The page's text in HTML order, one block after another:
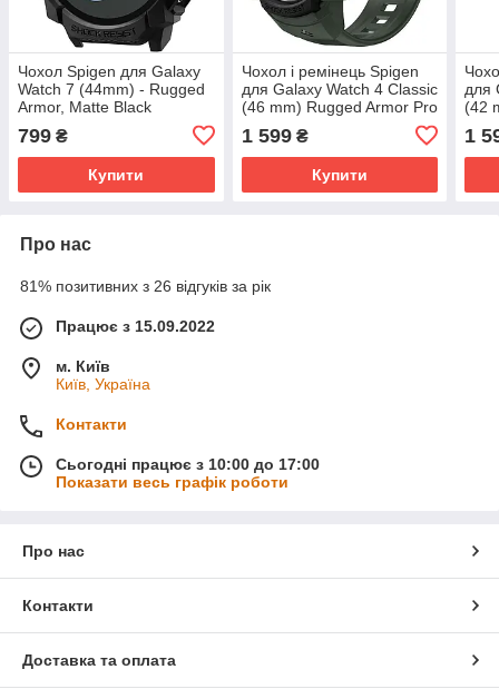
Чохол Spigen для Galaxy
Watch 7 (44mm) - Rugged
Armor, Matte Black
799 ₴
Купити
Чохол і ремінець Spigen
для Galaxy Watch 4 Classic
(46 mm) Rugged Armor Pro
(ACS04326)
1 599₴
Купити
для
(42
1
Про нас
81% позитивних з 26 відгуків за рік
Працює з 15.09.2022
м. Київ
Київ, Україна
Контакти
Сьогодні працює з 10:00 до 17:00
Показати весь графік роботи
Про нас
Контакти
Доставка та оплата